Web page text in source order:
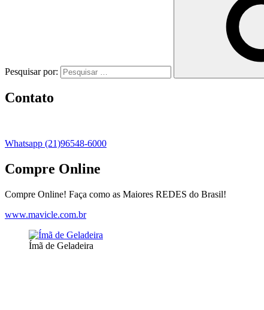
Pesquisar por:
Contato
Whatsapp (21)96548-6000
Compre Online
Compre Online! Faça como as Maiores REDES do Brasil!
www.mavicle.com.br
Ímã de Geladeira